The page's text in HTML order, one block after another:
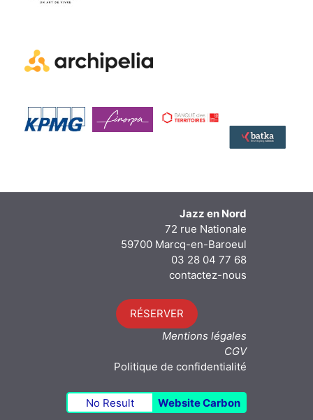
Jazz en Nord
72 rue Nationale
59700 Marcq-en-Baroeul
03 28 04 77 68
contactez-nous
RÉSERVER
Mentions légales
CGV
Politique de confidentialité
No Result Website Carbon